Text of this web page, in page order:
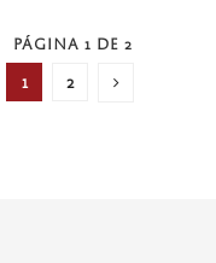
PÁGINA 1 DE 2
1 2